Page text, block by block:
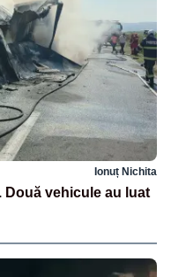
Ionuț Nichita
vehicule au luat